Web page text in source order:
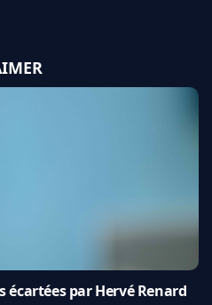
écartées par Hervé Renard